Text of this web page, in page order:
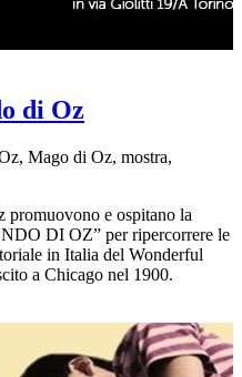
di Oz
Mago di Oz, mostra,
e ospitano la
DI OZ” per ripercorrere le
in Italia del Wonderful
a Chicago nel 1900.